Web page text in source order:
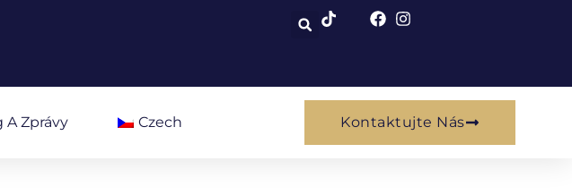
A Zprávy Czech Kontaktujte Nás